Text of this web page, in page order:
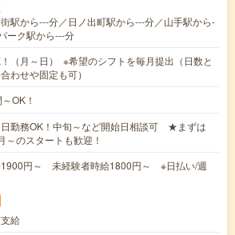
駅から---分／日ノ出町駅から---分／山手駅から-
ーク駅から---分
（月～日） ※希望のシフトを毎月提出（日数と
わせや固定も可）
OK！
日勤務OK！中旬～など開始日相談可 ★まずは
～のスタートも歓迎！
1900円～ 未経験者時給1800円～ ※日払い/週
給